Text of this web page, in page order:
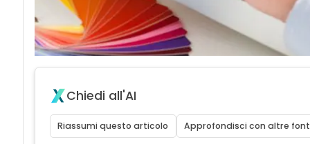
Chiedi all'AI
Riassumi questo articolo Approfondisci con altre